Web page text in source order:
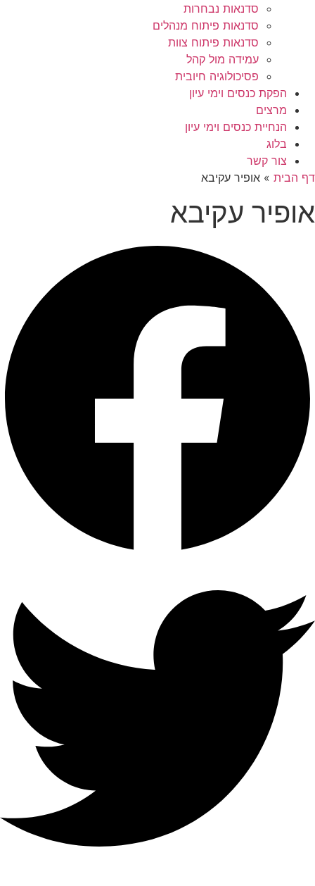
סדנאות נבחרות
סדנאות פיתוח מנהלים
סדנאות פיתוח צוות
עמידה מול קהל
פסיכולוגיה חיובית
הפקת כנסים וימי עיון
מרצים
הנחיית כנסים וימי עיון
בלוג
צור קשר
דף הבית » אופיר עקיבא
אופיר עקיבא